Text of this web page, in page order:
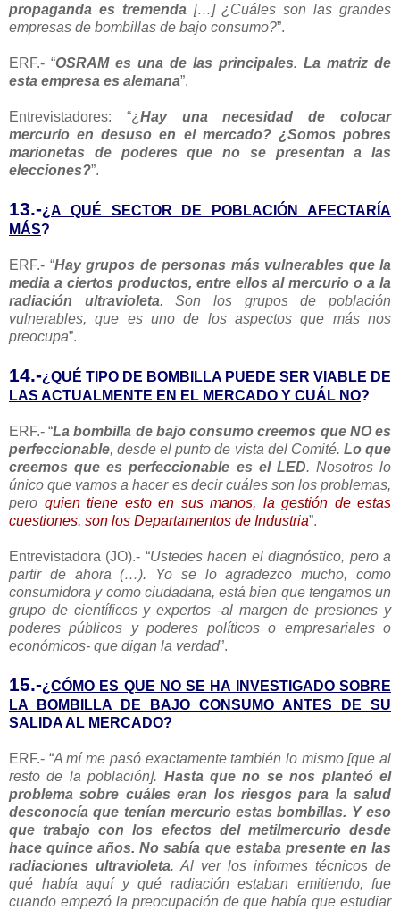
propaganda es tremenda […] ¿Cuáles son las grandes
empresas de bombillas de bajo consumo?”.
ERF.- “OSRAM es una de las principales. La matriz de
esta empresa es alemana”.
Entrevistadores: “¿ Hay una necesidad de colocar
mercurio en desuso en el mercado? ¿Somos pobres
marionetas de poderes que no se presentan a las
elecciones?”.
13.-¿A QUÉ SECTOR DE POBLACIÓN AFECTARÍA
MÁS?
ERF.- “Hay grupos de personas más vulnerables que la
media a ciertos productos, entre ellos al mercurio o a la
radiación ultravioleta. Son los grupos de población
vulnerables, que es uno de los aspectos que más nos
preocupa”.
14.-¿QUÉ TIPO DE BOMBILLA PUEDE SER VIABLE DE
LAS ACTUALMENTE EN EL MERCADO Y CUÁL NO?
ERF.- “La bombilla de bajo consumo creemos que NO es
perfeccionable, desde el punto de vista del Comité. Lo que
creemos que es perfeccionable es el LED. Nosotros lo
único que vamos a hacer es decir cuáles son los problemas,
pero quien tiene esto en sus manos, la gestión de estas
cuestiones, son los Departamentos de Industria”.
Entrevistadora (JO).- “Ustedes hacen el diagnóstico, pero a
partir de ahora (…). Yo se lo agradezco mucho, como
consumidora y como ciudadana, está bien que tengamos un
grupo de científicos y expertos -al margen de presiones y
poderes públicos y poderes políticos o empresariales o
económicos- que digan la verdad”.
15.-¿CÓMO ES QUE NO SE HA INVESTIGADO SOBRE
LA BOMBILLA DE BAJO CONSUMO ANTES DE SU
SALIDA AL MERCADO?
ERF.- “A mí me pasó exactamente también lo mismo [que al
resto de la población]. Hasta que no se nos planteó el
problema sobre cuáles eran los riesgos para la salud
desconocía que tenían mercurio estas bombillas. Y eso
que trabajo con los efectos del metilmercurio desde
hace quince años. No sabía que estaba presente en las
radiaciones ultravioleta. Al ver los informes técnicos de
qué había aquí y qué radiación estaban emitiendo, fue
cuando empezó la preocupación de que había que estudiar